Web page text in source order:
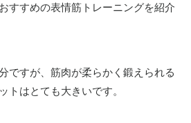
すすめの表情筋トレーニングを紹介
ですが、筋肉が柔らかく鍛えられる
トはとても大きいです。